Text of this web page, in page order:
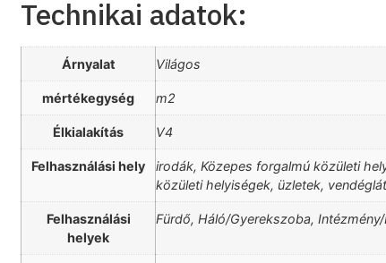
Technikai adatok:
Árnyalat Világos
mértékegység m2
Élkialakítás V4
Felhasználási hely
irodák, Közepes forgalmú közületi
közületi helyiségek, üzletek,
Felhasználási
helyek
Fürdő, Háló/Gyerekszoba,